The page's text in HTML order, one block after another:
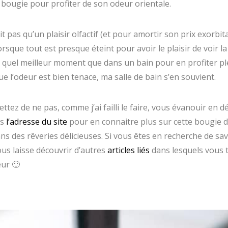
bougie pour profiter de son odeur orientale.
pas qu’un plaisir olfactif (et pour amortir son prix
tout est presque éteint pour avoir le plaisir de voir
meilleur moment que dans un bain pour en profiter
l’odeur est bien tenace, ma salle de bain s’en souvient.
de ne pas, comme j’ai failli le faire, vous évanouir en
l’adresse du site pour en connaitre plus sur cette bougie
des rêveries délicieuses. Si vous êtes en recherche de
laisse découvrir d’autres articles liés dans lesquels
🙂